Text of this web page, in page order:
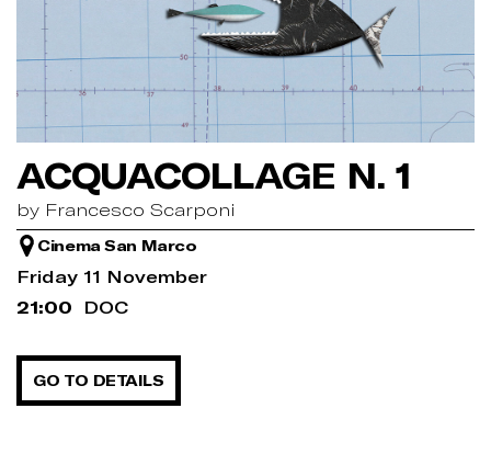
ACQUACOLLAGE N. 1
by Francesco Scarponi
Cinema San Marco
Friday 11 November
21:00
DOC
GO TO DETAILS